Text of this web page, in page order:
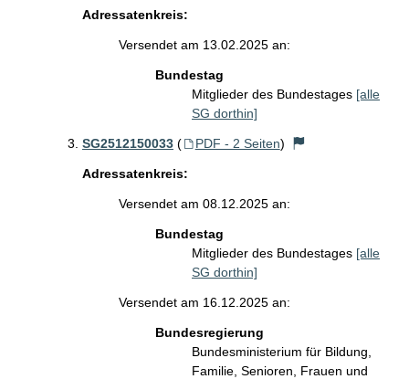
Adressatenkreis:
Versendet am 13.02.2025 an:
Bundestag
Mitglieder des Bundestages [alle
SG dorthin]
SG2512150033 ( PDF - 2 Seiten)
Adressatenkreis:
Versendet am 08.12.2025 an:
Bundestag
Mitglieder des Bundestages [alle
SG dorthin]
Versendet am 16.12.2025 an:
Bundesregierung
Bundesministerium für Bildung,
Familie, Senioren, Frauen und